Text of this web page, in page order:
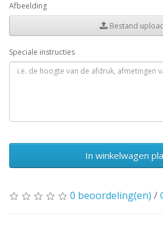
Afbeelding
Bestand
Speciale instructies
In winkelwagen
0 beoordeling(en) /